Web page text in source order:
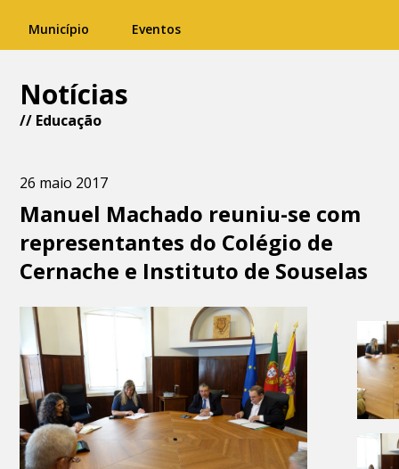
Município Eventos
Notícias
// Educação
26 maio 2017
Manuel Machado reuniu-se com
representantes do Colégio de
Cernache e Instituto de Souselas